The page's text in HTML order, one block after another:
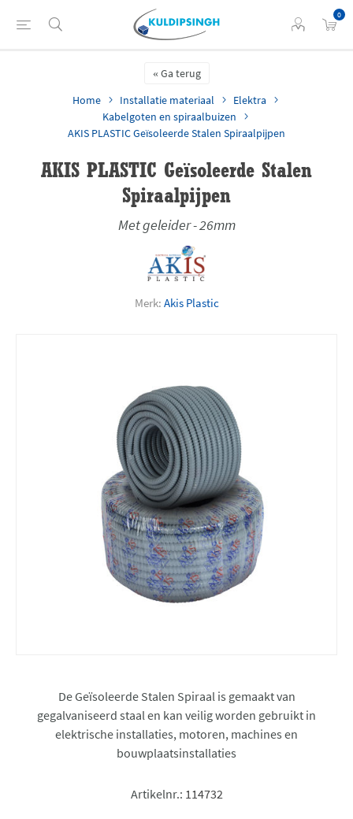
0
Ga terug
Home
Installatie materiaal
Elektra
Kabelgoten en spiraalbuizen
AKIS PLASTIC Geïsoleerde Stalen Spiraalpijpen
AKIS PLASTIC Geïsoleerde Stalen
Spiraalpijpen
Met geleider - 26mm
Merk: Akis Plastic
De Geïsoleerde Stalen Spiraal is gemaakt van
gegalvaniseerd staal en kan veilig worden gebruikt in
elektrische installaties, motoren, machines en
bouwplaatsinstallaties
Artikelnr.: 114732